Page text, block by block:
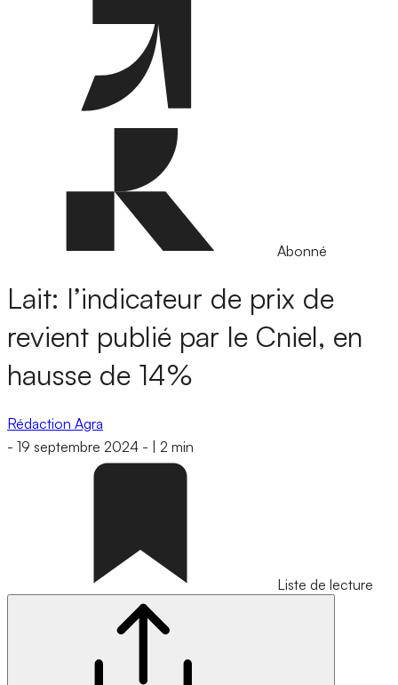
Abonné
Lait: l’indicateur de prix de
revient publié par le Cniel, en
hausse de 14%
Rédaction Agra
- 19 septembre 2024 - 2 min
Liste de lecture